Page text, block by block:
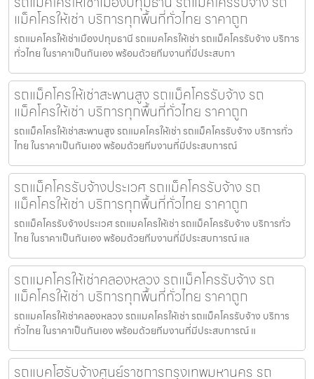
แม็คโครให้เช่า บริการทุกพื้นที่ทั่วไทย ราคาถูก
รถแมคโครให้เช่าเมืองปทุมธานี รถแมคโครให้เช่า รถแม็คโครรับจ้าง บริการ
ทั่วไทย ในราคาเป็นกันเอง พร้อมด้วยทีมงานที่มีประสบกา
รถแม็คโครให้เช่าสะพานสูง รถแม็คโครรับจ้าง รถ
แม็คโครให้เช่า บริการทุกพื้นที่ทั่วไทย ราคาถูก
รถแม็คโครให้เช่าสะพานสูง รถแมคโครให้เช่า รถแม็คโครรับจ้าง บริการทั่ว
ไทย ในราคาเป็นกันเอง พร้อมด้วยทีมงานที่มีประสบการณ์
รถแม็คโครรับจ้างประเวศ รถแม็คโครรับจ้าง รถ
แม็คโครให้เช่า บริการทุกพื้นที่ทั่วไทย ราคาถูก
รถแม็คโครรับจ้างประเวศ รถแมคโครให้เช่า รถแม็คโครรับจ้าง บริการทั่ว
ไทย ในราคาเป็นกันเอง พร้อมด้วยทีมงานที่มีประสบการณ์ แล
รถแมคโครให้เช่าคลองหลวง รถแม็คโครรับจ้าง รถ
แม็คโครให้เช่า บริการทุกพื้นที่ทั่วไทย ราคาถูก
รถแมคโครให้เช่าคลองหลวง รถแมคโครให้เช่า รถแม็คโครรับจ้าง บริการ
ทั่วไทย ในราคาเป็นกันเอง พร้อมด้วยทีมงานที่มีประสบการณ์ แ
รถแบคโฮรับจ้างศูนย์ราชการกรุงเทพมหานคร รถ